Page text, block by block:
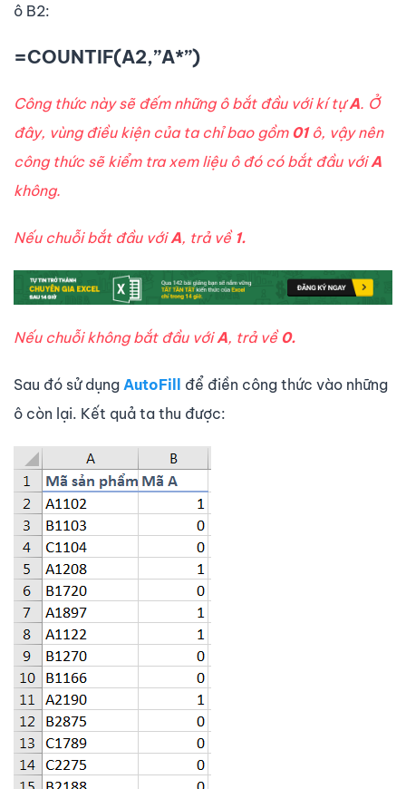
ô B2:
=COUNTIF(A2,”A*”)
Công thức này sẽ đếm những ô bắt đầu với kí tựA. Ở
đây, vùng điều kiện của ta chỉ bao gồm 01ô, vậy nên
công thức sẽ kiểm tra xem liệu ô đó có bắt đầu vớiA
không.
Nếu chuỗi bắt đầu vớiA, trả về 1.
Nếu chuỗi không bắt đầu vớiA, trả về 0.
Sau đó sử dụng AutoFill
để điền công thức vào những
ô còn lại. Kết quả ta thu được: